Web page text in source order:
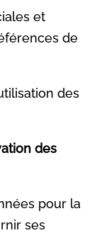
et
de
des
des
pour la
ses